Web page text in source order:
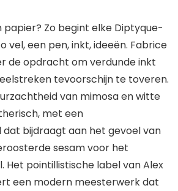
papier? Zo begint elke Diptyque-
vel, een pen, inkt, ideeën. Fabrice
de opdracht om verdunde inkt
tevoorschijn te toveren.
van mimosa en witte
met een
bijdraagt ​​aan het gevoel van
sesam voor het
Het pointillistische label van Alex
een modern meesterwerk dat